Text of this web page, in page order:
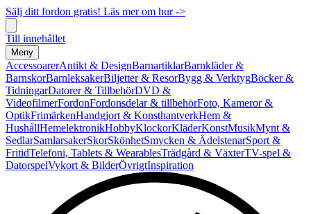
Sälj ditt fordon gratis! Läs mer om hur ->
Till innehållet
Meny
AccessoarerAntikt & DesignBarnartiklarBarnkläder &
BarnskorBarnleksakerBiljetter & ResorBygg & VerktygBöcker &
TidningarDatorer & TillbehörDVD &
VideofilmerFordonFordonsdelar & tillbehörFoto, Kameror &
OptikFrimärkenHandgjort & KonsthantverkHem &
HushållHemelektronikHobbyKlockorKläderKonstMusikMynt &
SedlarSamlarsakerSkorSkönhetSmycken & ÄdelstenarSport &
FritidTelefoni, Tablets & WearablesTrädgård & VäxterTV-spel &
DatorspelVykort & BilderÖvrigtInspiration